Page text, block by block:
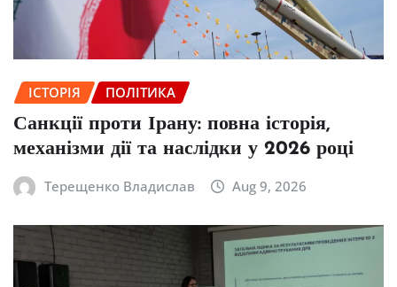
ІСТОРІЯ ПОЛІТИКА
Санкції проти Ірану: повна історія,
механізми дії та наслідки у 2026 році
Терещенко Владислав Aug 9, 2026